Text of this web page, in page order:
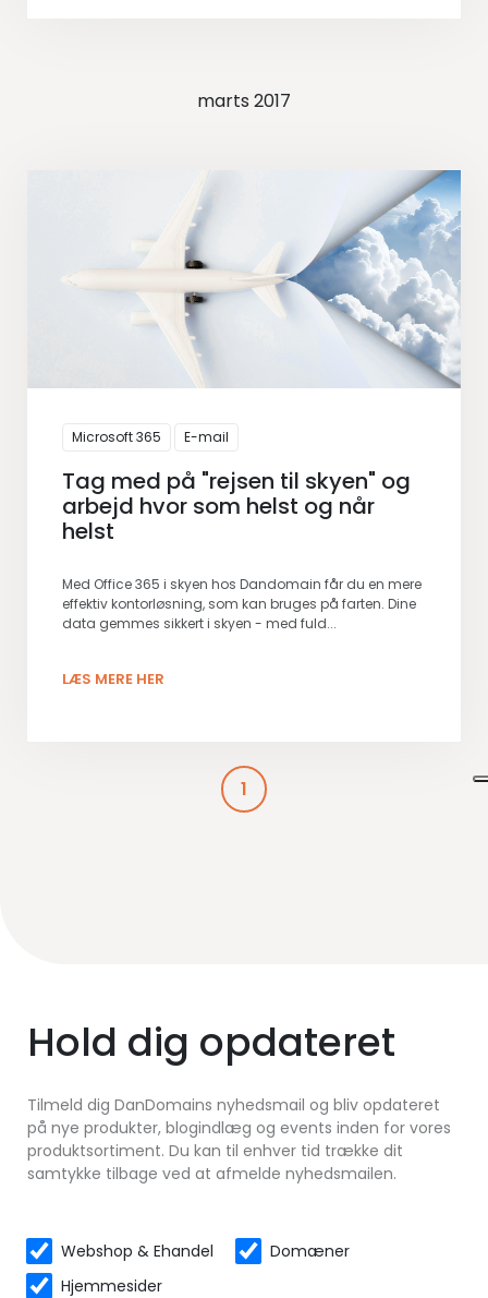
marts 2017
Microsoft 365 E-mail
Tag med på "rejsen til skyen" og
arbejd hvor som helst og når
helst
Med Office 365 i skyen hos Dandomain får du en mere
effektiv kontorløsning, som kan bruges på farten. Dine
data gemmes sikkert i skyen - med fuld...
LÆS MERE HER
1
Hold dig opdateret
Tilmeld dig DanDomains nyhedsmail og bliv opdateret
på nye produkter, blogindlæg og events inden for vores
produktsortiment. Du kan til enhver tid trække dit
samtykke tilbage ved at afmelde nyhedsmailen.
Webshop & Ehandel
Domæner
Hjemmesider